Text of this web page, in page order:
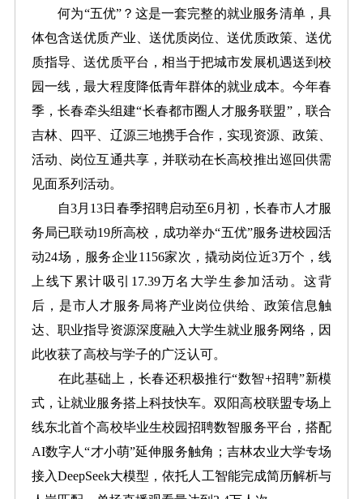
何为“五优”？这是一套完整的就业服务清单，具
体包含送优质产业、送优质岗位、送优质政策、送优
质指导、送优质平台，相当于把城市发展机遇送到校
园一线，最大程度降低青年群体的就业成本。今年春
季，长春牵头组建“长春都市圈人才服务联盟”，联合
吉林、四平、辽源三地携手合作，实现资源、政策、
活动、岗位互通共享，并联动在长高校推出巡回供需
见面系列活动。
自3月13日春季招聘启动至6月初，长春市人才服
务局已联动19所高校，成功举办“五优”服务进校园活
动24场，服务企业1156家次，撬动岗位近3万个，线
上线下累计吸引17.39万名大学生参加活动。这背
后，是市人才服务局将产业岗位供给、政策信息触
达、职业指导资源深度融入大学生就业服务网络，因
此收获了高校与学子的广泛认可。
在此基础上，长春还积极推行“数智+招聘”新模
式，让就业服务搭上科技快车。双阳高校联盟专场上
线东北首个高校毕业生校园招聘数智服务平台，搭配
AI数字人“才小萌”延伸服务触角；吉林农业大学专场
接入DeepSeek大模型，依托人工智能完成简历解析与